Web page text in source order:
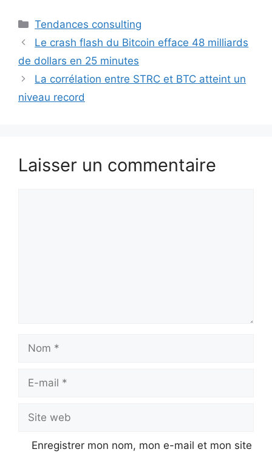
Catégories
Tendances consulting
Le crash flash du Bitcoin efface 48 milliards
de dollars en 25 minutes
La corrélation entre STRC et BTC atteint un
niveau record
Laisser un commentaire
mail
web
Enregistrer mon nom, mon e-mail et mon site